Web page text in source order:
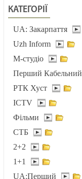
КАТЕГОРІЇ
UA: Закарпаття
Uzh Inform
М-студіо
Перший Кабельний
РТК Хуст
ICTV
Фільми
СТБ
2+2
1+1
UA:Перший